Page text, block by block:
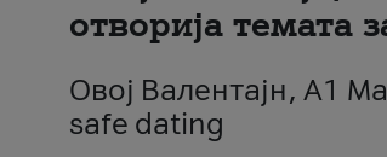
отворија темата
Овој Валентајн, A1
safe dating